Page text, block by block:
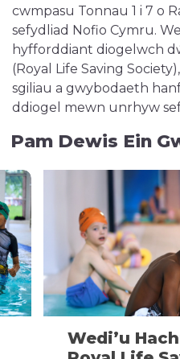
cwmpasu Tonnau 1 i 7 o
sefydliad Nofio Cymru.
hyfforddiant diogelwch
(Royal Life Saving
sgiliau a gwybodaeth
ddiogel mewn unrhyw
Pam Dewis Ein
Wedi’u